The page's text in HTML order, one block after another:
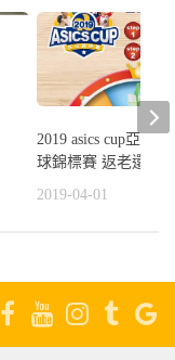
2019 asics cup亞瑟
球錦標賽 返老還童
2019-04-01